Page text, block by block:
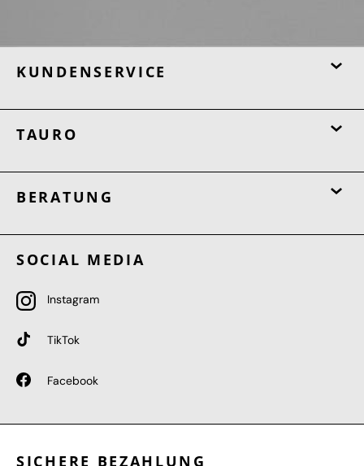
KUNDENSERVICE
TAURO
BERATUNG
SOCIAL MEDIA
Instagram
TikTok
Facebook
SICHERE BEZAHLUNG